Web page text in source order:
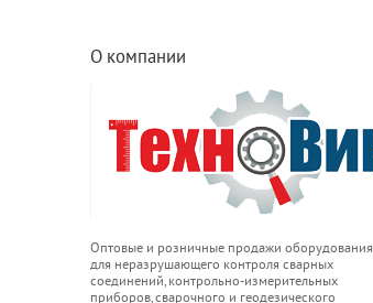
О компании
Оптовые и розничные продажи оборудования
для неразрушающего контроля сварных
соединений, контрольно-измерительных
приборов, сварочного и геодезического